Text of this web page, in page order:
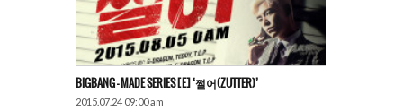
BIGBANG – MADE SERIES [E] ‘쩔어(ZUTTER)’
2015.07.24 09:00 am